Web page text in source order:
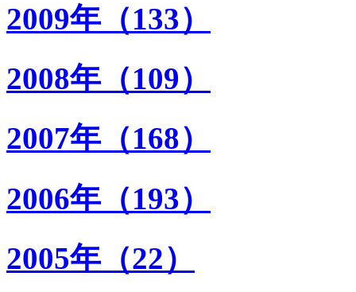
2009年（133）
2008年（109）
2007年（168）
2006年（193）
2005年（22）